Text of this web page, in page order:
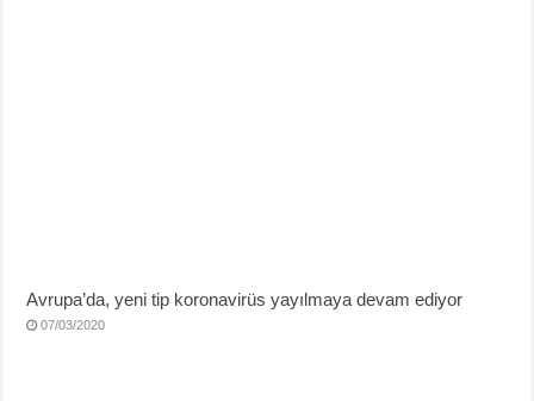
Avrupa’da, yeni tip koronavirüs yayılmaya devam ediyor
07/03/2020